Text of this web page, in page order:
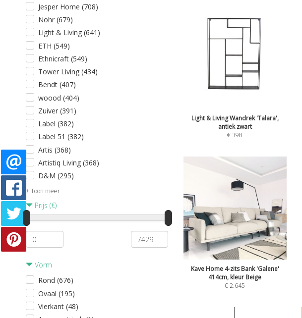
Jesper Home (708)
Nohr (679)
Light & Living (641)
ETH (549)
Ethnicraft (549)
Tower Living (434)
Bendt (407)
woood (404)
Zuiver (391)
Label (382)
Label 51 (382)
Artis (368)
Artistiq Living (368)
D&M (295)
+ Toon meer
Prijs (€)
Vorm
Rond (676)
Ovaal (195)
Vierkant (48)
Light & Living Wandrek 'Talara',
antiek zwart
€398
Kave Home 4-zits Bank 'Galene'
414cm, kleur Beige
€2.645